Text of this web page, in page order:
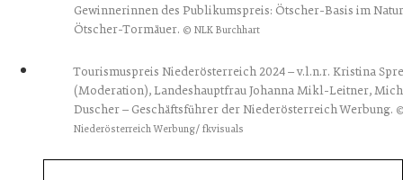
Gewinnerinnen des Publikumspreis: Ötscher-Basis im
Ötscher-Tormäuer. © NLK Burchhart
Tourismuspreis Niederösterreich 2024 – v.l.n.r. Kristina
(Moderation), Landeshauptfrau Johanna Mikl-Leitner,
Duscher – Geschäftsführer der Niederösterreich Werbung.
Niederösterreich Werbung/ fkvisuals